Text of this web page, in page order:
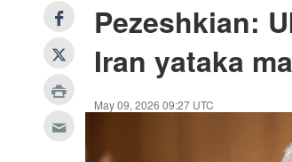
Pezeshkian:
Iran yataka
May 09, 2026 09:27 UTC